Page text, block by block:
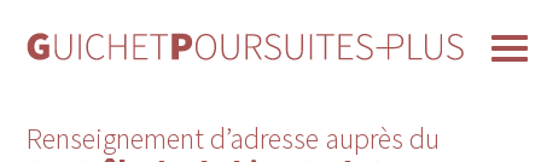
Renseignement d’adresse auprès du